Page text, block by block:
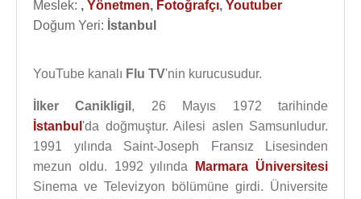
Meslek: , Yönetmen, Fotoğrafçı, Youtuber
Doğum Yeri: İstanbul
YouTube kanalı Flu TV'nin kurucusudur.
İlker Canikligil , 26 Mayıs 1972 tarihinde
İstanbul 'da doğmuştur. Ailesi aslen Samsunludur.
1991 yılında Saint-Joseph Fransız Lisesinden
mezun oldu. 1992 yılında
Marmara Üniversitesi
Sinema ve Televizyon bölümüne girdi. Üniversite